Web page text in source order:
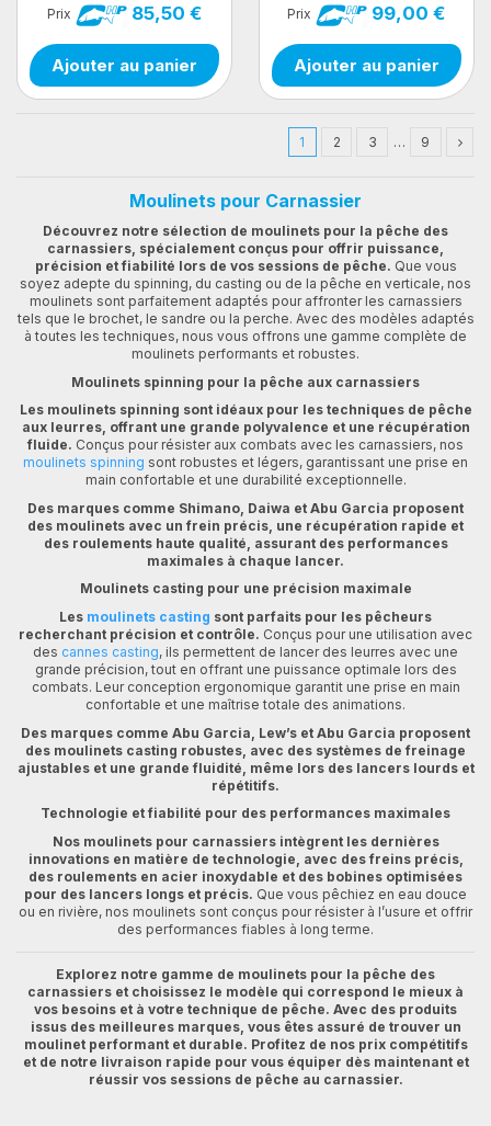
Prix 85,50 €
Ajouter au panier
Prix 99,00 €
Ajouter au panier
1 2 3 … 9
Moulinets pour Carnassier
Découvrez notre sélection de moulinets pour la pêche des
carnassiers, spécialement conçus pour offrir puissance,
précision et fiabilité lors de vos sessions de pêche. Que vous
soyez adepte du spinning, du casting ou de la pêche en verticale, nos
moulinets sont parfaitement adaptés pour affronter les carnassiers
tels que le brochet, le sandre ou la perche. Avec des modèles adaptés
à toutes les techniques, nous vous offrons une gamme complète de
moulinets performants et robustes.
Moulinets spinning pour la pêche aux carnassiers
Les moulinets spinning sont idéaux pour les techniques de pêche
aux leurres, offrant une grande polyvalence et une récupération
fluide. Conçus pour résister aux combats avec les carnassiers, nos
moulinets spinning sont robustes et légers, garantissant une prise en
main confortable et une durabilité exceptionnelle.
Des marques comme Shimano, Daiwa et Abu Garcia proposent
des moulinets avec un frein précis, une récupération rapide et
des roulements haute qualité, assurant des performances
maximales à chaque lancer.
Moulinets casting pour une précision maximale
Les moulinets casting sont parfaits pour les pêcheurs
recherchant précision et contrôle. Conçus pour une utilisation avec
des cannes casting, ils permettent de lancer des leurres avec une
grande précision, tout en offrant une puissance optimale lors des
combats. Leur conception ergonomique garantit une prise en main
confortable et une maîtrise totale des animations.
Des marques comme Abu Garcia, Lew’s et Abu Garcia proposent
des moulinets casting robustes, avec des systèmes de freinage
ajustables et une grande fluidité, même lors des lancers lourds et
répétitifs.
Technologie et fiabilité pour des performances maximales
Nos moulinets pour carnassiers intègrent les dernières
innovations en matière de technologie, avec des freins précis,
des roulements en acier inoxydable et des bobines optimisées
pour des lancers longs et précis. Que vous pêchiez en eau douce
ou en rivière, nos moulinets sont conçus pour résister à l’usure et offrir
des performances fiables à long terme.
Explorez notre gamme de moulinets pour la pêche des
carnassiers et choisissez le modèle qui correspond le mieux à
vos besoins et à votre technique de pêche. Avec des produits
issus des meilleures marques, vous êtes assuré de trouver un
moulinet performant et durable. Profitez de nos prix compétitifs
et de notre livraison rapide pour vous équiper dès maintenant et
réussir vos sessions de pêche au carnassier.